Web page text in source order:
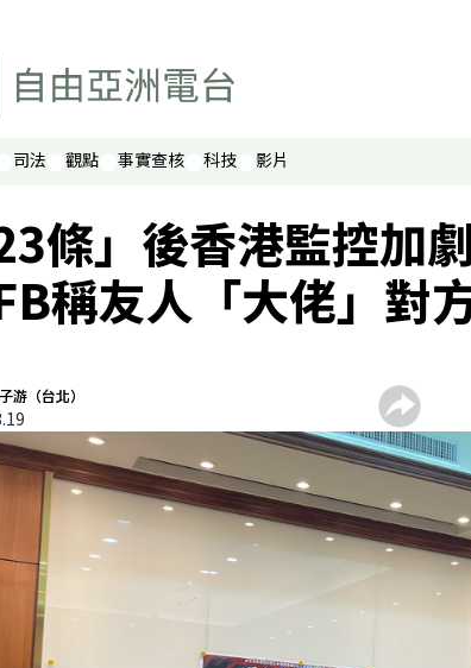
司法 觀點 事實查核 科技 影片
23條」後香港監控
稱友人「大佬」對
游（台北）